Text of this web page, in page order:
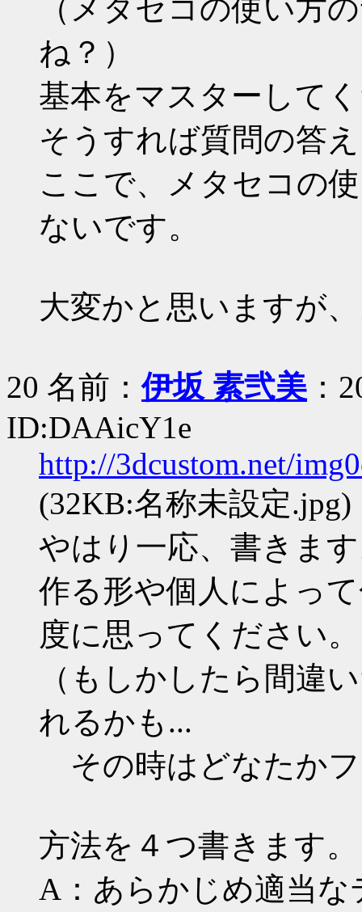
（メタセコの使い方
ね？）
基本をマスターして
そうすれば質問の答
ここで、メタセコの
ないです。
大変かと思いますが
20 名前：伊坂 素弐美 ：
ID:DAAicY1e
http://3dcustom.net/
(32KB:名称未設定.jpg)
やはり一応、書きま
作る形や個人によっ
度に思ってください。
（もしかしたら間違
れるかも...
その時はどなたか
方法を４つ書きます。
A：あらかじめ適当